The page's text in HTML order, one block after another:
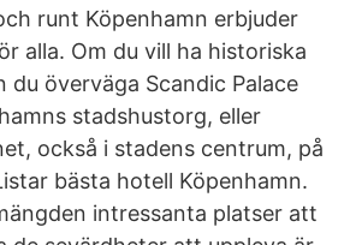
runt Köpenhamn erbjuder
alla. Om du vill ha historiska
du överväga Scandic Palace
stadshustorg, eller
också i stadens centrum, på
bästa hotell Köpenhamn.
intressanta platser att